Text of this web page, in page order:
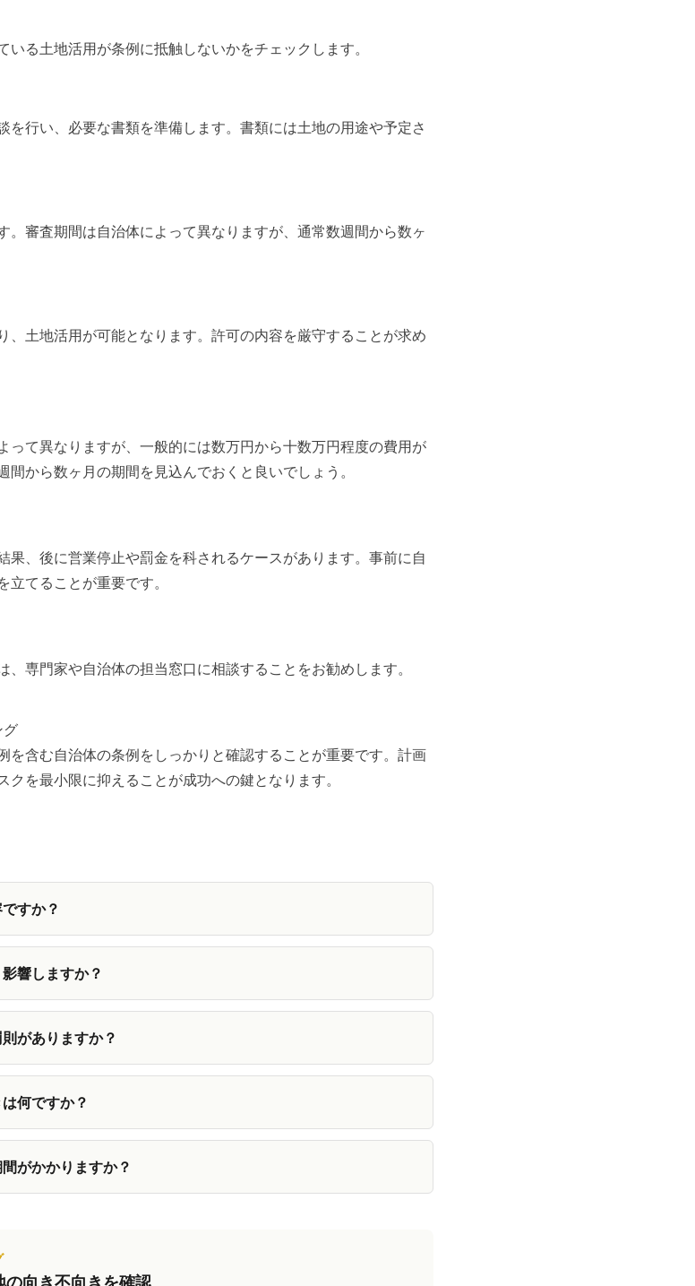
る土地活用が条例に抵触しないかをチェックします。
を行い、必要な書類を準備します。書類には土地の用途や予定さ
。審査期間は自治体によって異なりますが、通常数週間から数ヶ
、土地活用が可能となります。許可の内容を厳守することが求め
って異なりますが、一般的には数万円から十数万円程度の費用が
から数ヶ月の期間を見込んでおくと良いでしょう。
果、後に営業停止や罰金を科されるケースがあります。事前に自
てることが重要です。
専門家や自治体の担当窓口に相談することをお勧めします。
グ
を含む自治体の条例をしっかりと確認することが重要です。計画
を最小限に抑えることが成功への鍵となります。
すか？
響しますか？
がありますか？
何ですか？
がかかりますか？